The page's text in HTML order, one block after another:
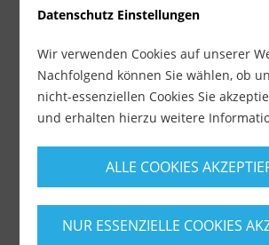
Rubi Slab Cutter G3 (Art. 16900)
Lieferzeit ca. 1-3 Werktage
629,00 €
inkl. MwSt.zzgl. Versandkosten
+
Datenschutz Einstellungen
Wir verwenden Cookies auf unserer
Nachfolgend können Sie wählen, ob
nicht-essenziellen Cookies Sie
und erhalten hierzu weitere
ALLE COOKIES
NUR ESSENZIELLE COOKIES